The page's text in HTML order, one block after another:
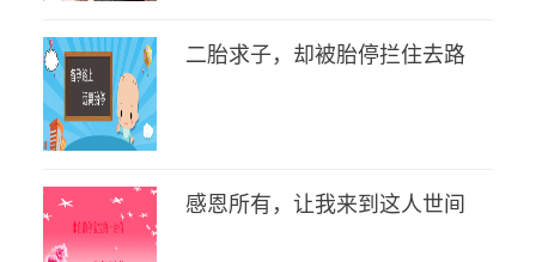
二胎求子，却被胎停拦住去路
感恩所有，让我来到这人世间